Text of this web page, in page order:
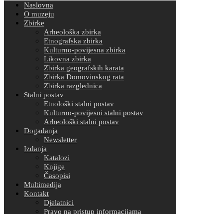
Naslovna
O muzeju
Zbirke
Arheološka zbirka
Etnografska zbirka
Kulturno-povijesna zbirka
Likovna zbirka
Zbirka geografskih karata
Zbirka Domovinskog rata
Zbirka razglednica
Stalni postav
Etnološki stalni postav
Kulturno-povijesni stalni postav
Arheološki stalni postav
Događanja
Newsletter
Izdanja
Katalozi
Knjige
Časopisi
Multimedija
Kontakt
Djelatnici
Pravo na pristup informacijama